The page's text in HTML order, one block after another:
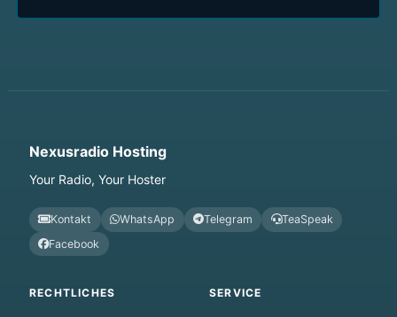
Nexusradio Hosting
Your Radio, Your Hoster
Kontakt WhatsApp Telegram
TeaSpeak
Facebook
RECHTLICHES SERVICE